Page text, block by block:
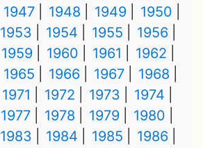
1947 1948 1949
1950
1953 1954 1955
1956
1959 1960 1961
1962
1965 1966 1967
1968
1971 1972 1973
1974
1977 1978 1979
1980
1983 1984 1985
1986